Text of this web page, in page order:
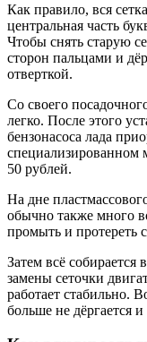
Как правило, вся
центральная часть
Чтобы снять старую
сторон пальцами и
отверткой.
Со своего
легко. После этого
бензонасоса лада
специализированном
50 рублей.
На дне
обычно также много
промыть и протереть
Затем всё собирается
замены сеточки
работает стабильно.
больше не дёргается